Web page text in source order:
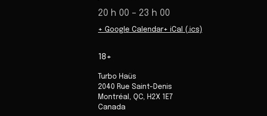
20 h 00 – 23 h 00
+ Google Calendar+ iCal (.ics)
18+
Turbo Haüs
2040 Rue Saint-Denis
Montréal , QC, H2X 1E7
Canada